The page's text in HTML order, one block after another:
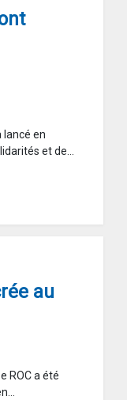
lancé en
et de...
au
ROC a été